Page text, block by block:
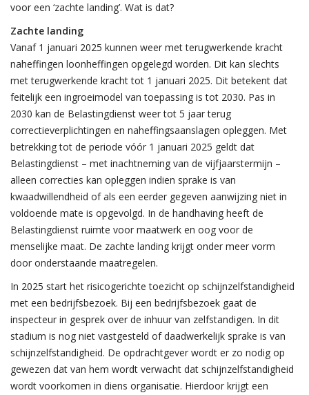
voor een ‘zachte landing’. Wat is dat?
Zachte landing
Vanaf 1 januari 2025 kunnen weer met terugwerkende kracht
naheffingen loonheffingen opgelegd worden. Dit kan slechts
met terugwerkende kracht tot 1 januari 2025. Dit betekent dat
feitelijk een ingroeimodel van toepassing is tot 2030. Pas in
2030 kan de Belastingdienst weer tot 5 jaar terug
correctieverplichtingen en naheffingsaanslagen opleggen. Met
betrekking tot de periode vóór 1 januari 2025 geldt dat
Belastingdienst – met inachtneming van de vijfjaarstermijn –
alleen correcties kan opleggen indien sprake is van
kwaadwillendheid of als een eerder gegeven aanwijzing niet in
voldoende mate is opgevolgd. In de handhaving heeft de
Belastingdienst ruimte voor maatwerk en oog voor de
menselijke maat. De zachte landing krijgt onder meer vorm
door onderstaande maatregelen.
In 2025 start het risicogerichte toezicht op schijnzelfstandigheid
met een bedrijfsbezoek. Bij een bedrijfsbezoek gaat de
inspecteur in gesprek over de inhuur van zelfstandigen. In dit
stadium is nog niet vastgesteld of daadwerkelijk sprake is van
schijnzelfstandigheid. De opdrachtgever wordt er zo nodig op
gewezen dat van hem wordt verwacht dat schijnzelfstandigheid
wordt voorkomen in diens organisatie. Hierdoor krijgt een